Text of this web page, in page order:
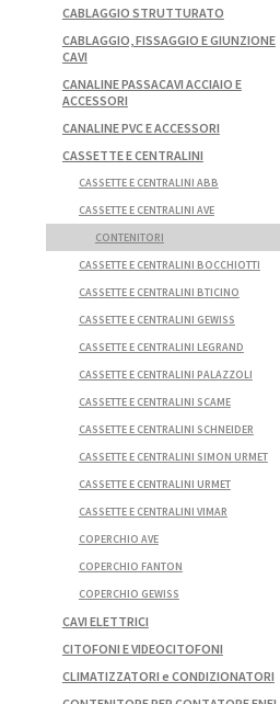
CABLAGGIO STRUTTURATO
CABLAGGIO, FISSAGGIO E GIUNZIONE
CAVI
CANALINE PASSACAVI ACCIAIO E
ACCESSORI
CANALINE PVC E ACCESSORI
CASSETTE E CENTRALINI
CASSETTE E CENTRALINI ABB
CASSETTE E CENTRALINI AVE
CONTENITORI
CASSETTE E CENTRALINI BOCCHIOTTI
CASSETTE E CENTRALINI BTICINO
CASSETTE E CENTRALINI GEWISS
CASSETTE E CENTRALINI LEGRAND
CASSETTE E CENTRALINI PALAZZOLI
CASSETTE E CENTRALINI SCAME
CASSETTE E CENTRALINI SCHNEIDER
CASSETTE E CENTRALINI SIMON URMET
CASSETTE E CENTRALINI URMET
CASSETTE E CENTRALINI VIMAR
COPERCHIO AVE
COPERCHIO FANTON
COPERCHIO GEWISS
CAVI ELETTRICI
CITOFONI E VIDEOCITOFONI
CLIMATIZZATORI e CONDIZIONATORI